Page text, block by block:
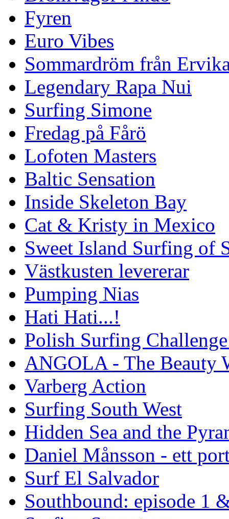
Fyren
Euro Vibes
Sommardröm från
Legendary Rapa Nui
Surfing Simone
Fredag på Fårö
Lofoten Masters
Baltic Sensation
Inside Skeleton Bay
Cat & Kristy in Mexico
Sweet Island Surfing of
Västkusten levererar
Pumping Nias
Hati Hati...!
Polish Surfing
ANGOLA - The Beauty
Varberg Action
Surfing South West
Hidden Sea and the
Daniel Månsson - ett
Surf El Salvador
Southbound: episode 1